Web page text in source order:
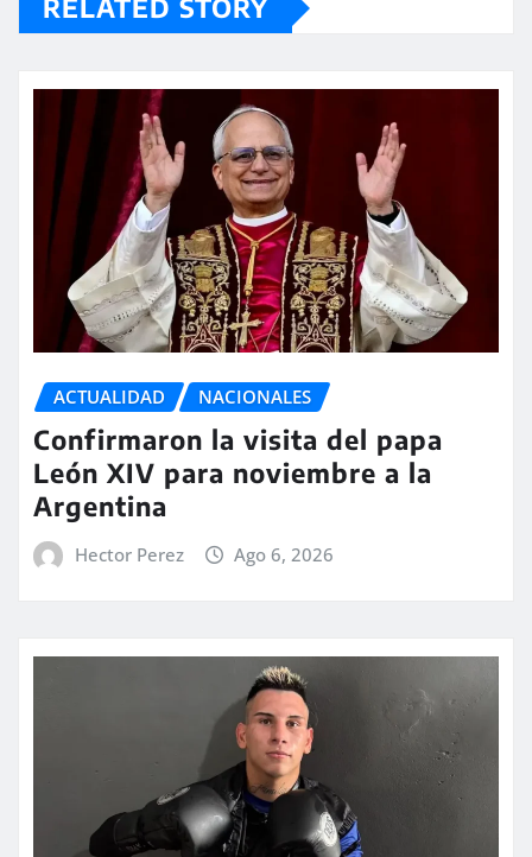
RELATED STORY
ACTUALIDAD NACIONALES
Confirmaron la visita del papa
León XIV para noviembre a la
Argentina
Hector Perez Ago 6, 2026